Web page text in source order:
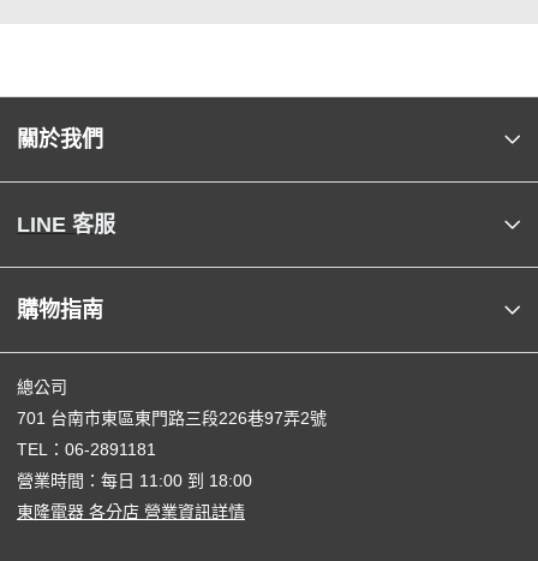
關於我們
LINE 客服
購物指南
總公司
701 台南市東區東門路三段226巷97弄2號
TEL： 06-2891181
營業時間：每日 11:00 到 18:00
東隆電器 各分店 營業資訊詳情